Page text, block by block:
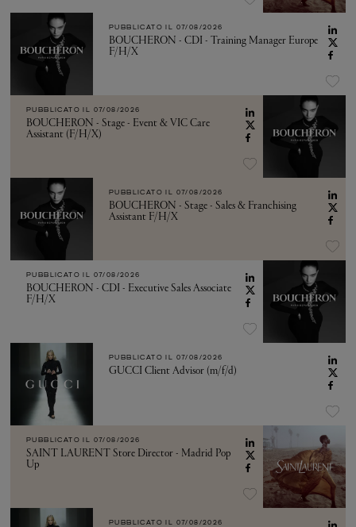
PUBBLICATO IL 07/08/2026
BOUCHERON - CDI - Training Manager Europe
F/H/X
PUBBLICATO IL 07/08/2026
BOUCHERON - Stage - Event & VIC Care
Assistant (F/H/X)
PUBBLICATO IL 07/08/2026
BOUCHERON - Stage - Sales & Franchising
Assistant F/H/X
PUBBLICATO IL 07/08/2026
BOUCHERON - CDI - Executive Sales Associate
F/H/X
PUBBLICATO IL 07/08/2026
GUCCI Client Advisor (m/f/d)
PUBBLICATO IL 07/08/2026
SAINT LAURENT Store Director - Madrid Pop
Up
PUBBLICATO IL 07/08/2026